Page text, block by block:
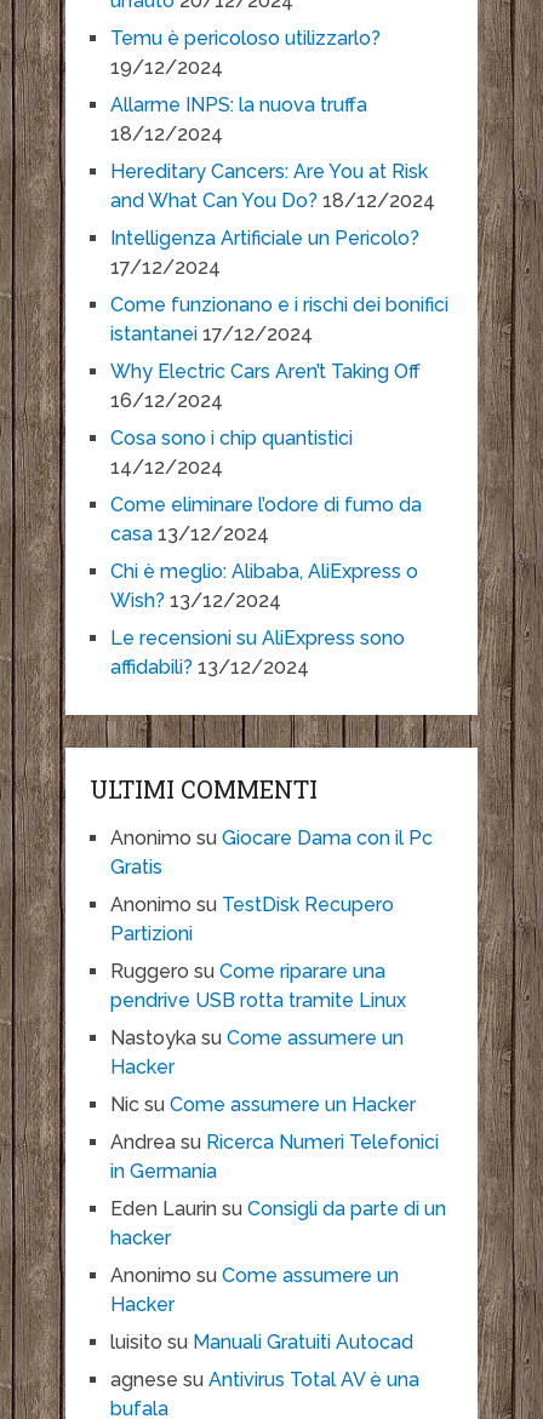
Temu è pericoloso utilizzarlo?
19/12/2024
Allarme INPS: la nuova truffa
18/12/2024
Hereditary Cancers: Are You at Risk
and What Can You Do? 18/12/2024
Intelligenza Artificiale un Pericolo?
17/12/2024
Come funzionano e i rischi dei bonifici
istantanei 17/12/2024
Why Electric Cars Aren’t Taking Off
16/12/2024
Cosa sono i chip quantistici
14/12/2024
Come eliminare l’odore di fumo da
casa 13/12/2024
Chi è meglio: Alibaba, AliExpress o
Wish? 13/12/2024
Le recensioni su AliExpress sono
affidabili? 13/12/2024
ULTIMI COMMENTI
Anonimo su Giocare Dama con il Pc
Gratis
Anonimo su TestDisk Recupero
Partizioni
Ruggero su Come riparare una
pendrive USB rotta tramite Linux
Nastoykasu Come assumere un
Hacker
Nicsu Come assumere un Hacker
Andreasu Ricerca Numeri Telefonici
in Germania
Eden Laurinsu Consigli da parte di un
hacker
Anonimo su Come assumere un
Hacker
luisito su Manuali Gratuiti Autocad
agnese su Antivirus Total AV è una
bufala